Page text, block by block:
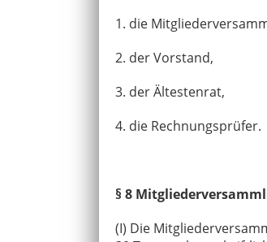
1. die
2. der Vorstand,
3. der Ältestenrat,
4. die
§ 8
(I) Die